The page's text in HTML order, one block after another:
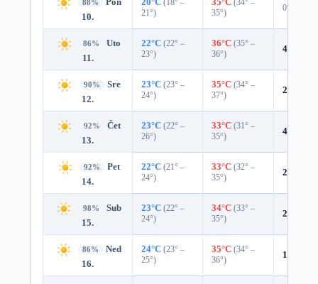
88%
10.
21°)
35°)
0%
86%
Uto
11.
22°C (22° –
23°)
36°C (35° –
36°)
4%
90%
Sre
12.
23°C (23° –
24°)
35°C (34° –
37°)
2%
92%
Čet
13.
23°C (22° –
26°)
33°C (31° –
35°)
4%
92%
Pet
14.
22°C (21° –
24°)
33°C (32° –
35°)
2%
98%
Sub
15.
23°C (22° –
24°)
34°C (33° –
35°)
2%
86%
Ned
16.
24°C (23° –
25°)
35°C (34° –
36°)
12%